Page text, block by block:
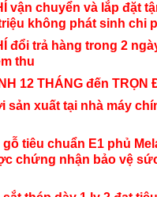
vận chuyển và lắp đặt
không phát sinh chi
đổi trả hàng trong 2
thu
12 THÁNG đến TRỌN
sản xuất tại nhà máy
tiêu chuẩn E1 phủ
chứng nhận bảo vệ